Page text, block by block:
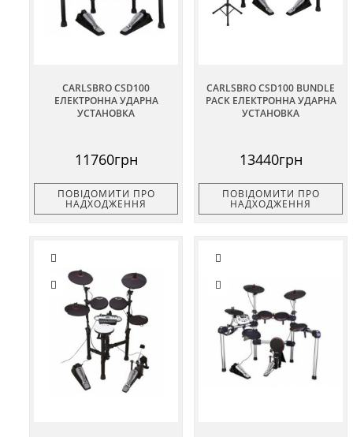
CARLSBRO CSD100
ЕЛЕКТРОННА УДАРНА
УСТАНОВКА
11760грн
ПОВІДОМИТИ ПРО
НАДХОДЖЕННЯ
CARLSBRO CSD100 BUNDLE
PACK ЕЛЕКТРОННА УДАРНА
УСТАНОВКА
13440грн
ПОВІДОМИТИ ПРО
НАДХОДЖЕННЯ